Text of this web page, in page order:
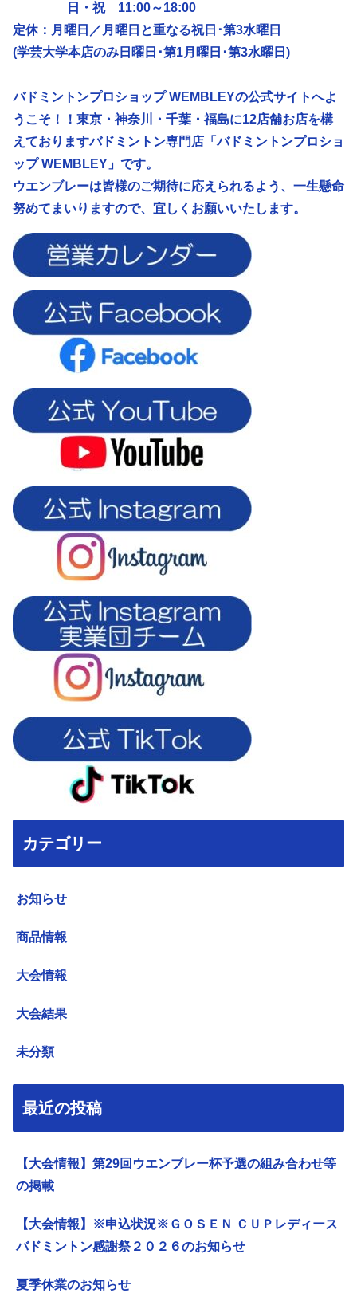
日・祝 11:00～18:00
定休：月曜日／ 月曜日と重なる祝日･第3水曜日
(学芸大学本店のみ日曜日･第1月曜日･第3水曜日)
バドミントンプロショップ WEMBLEYの公式サイトへよ
うこそ！！東京・神奈川・千葉・福島に12店舗お店を構
えておりますバドミントン専門店「バドミントンプロショ
ップ WEMBLEY」です。
ウエンブレーは皆様のご期待に応えられるよう、 一生懸命
努めてまいりますので、宜しくお願いいたします。
カテゴリー
お知らせ
商品情報
大会情報
大会結果
未分類
最近の投稿
【大会情報】第29回ウエンブレー杯予選の組み合わせ等
の掲載
【大会情報】※申込状況※ＧＯＳＥＮ ＣＵＰレディース
バドミントン感謝祭２０２６のお知らせ
夏季休業のお知らせ